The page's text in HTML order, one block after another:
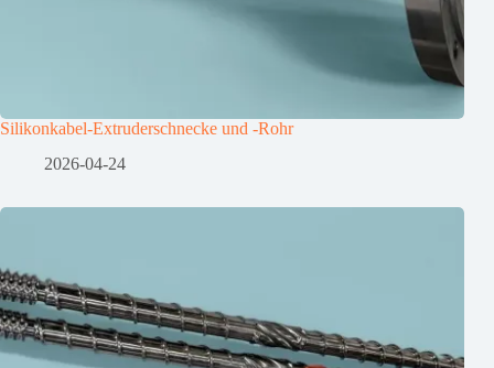
Silikonkabel-Extruderschnecke und -Rohr
2026-04-24